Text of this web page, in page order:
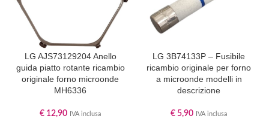
LG AJS73129204 Anello
guida piatto rotante ricambio
originale forno microonde
MH6336
€ 12,90 IVA inclusa
LG 3B74133P – Fusibile
ricambio originale per forno
a microonde modelli in
descrizione
€ 5,90 IVA inclusa